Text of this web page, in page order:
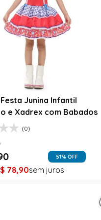
Junina Bebê Menina
Rosa Floral com Renda
47 % OFF
R$ 99